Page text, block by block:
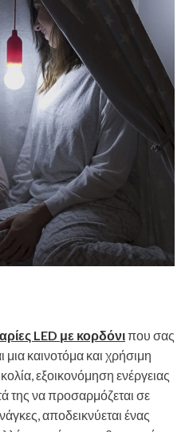
LED με κορδόνιπου σας
μια καινοτόμα και χρήσιμη
εξοικονόμηση ενέργειας
της να προσαρμόζεται σε
αποδεικνύεται ένας